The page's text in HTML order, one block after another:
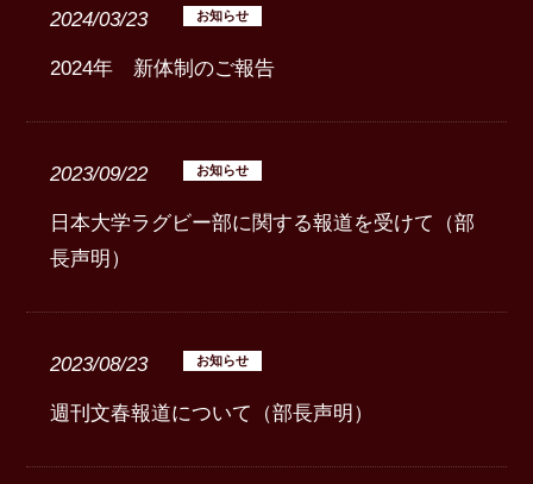
2024/03/23 お知らせ
2024年 新体制のご報告
2023/09/22 お知らせ
日本大学ラグビー部に関する報道を受けて（部
長声明）
2023/08/23 お知らせ
週刊文春報道について（部長声明）